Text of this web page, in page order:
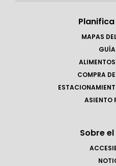
MAPAS
COMPRA
ASIENTO
Sobre